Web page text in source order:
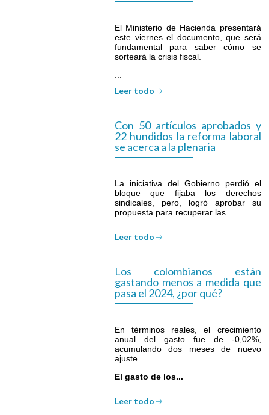
El Ministerio de Hacienda presentará
este viernes el documento, que será
fundamental para saber cómo se
sorteará la crisis fiscal.
Leer todo
Con 50 artículos aprobados y
22 hundidos la reforma laboral
se acerca a la plenaria
La iniciativa del Gobierno perdió el
bloque que fijaba los derechos
sindicales, pero, logró aprobar su
propuesta para recuperar las...
Leer todo
Los colombianos están
gastando menos a medida que
pasa el 2024, ¿por qué?
En términos reales, el crecimiento
anual del gasto fue de -0,02%,
acumulando dos meses de nuevo
ajuste.
El gasto de los...
Leer todo